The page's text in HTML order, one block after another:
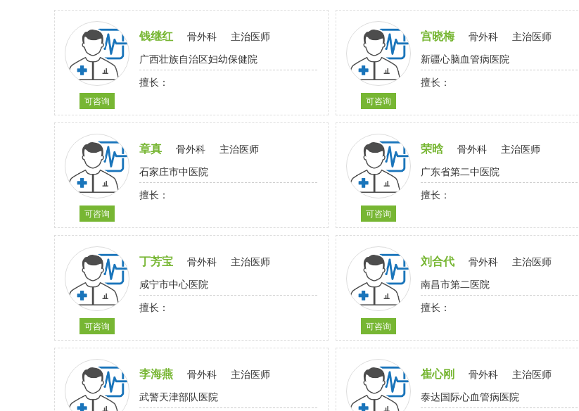
可咨询
钱继红 骨外科
主治医师
广西壮族自治区妇幼保健院
擅长：
可咨询
宫晓梅 骨外科
主治医师
新疆心脑血管病医院
擅长：
可咨询
章真 骨外科
主治医师
石家庄市中医院
擅长：
可咨询
荣晗 骨外科
主治医师
广东省第二中医院
擅长：
可咨询
丁芳宝 骨外科
主治医师
咸宁市中心医院
擅长：
可咨询
刘合代 骨外科
主治医师
南昌市第二医院
擅长：
李海燕 骨外科
主治医师
武警天津部队医院
崔心刚 骨外科
主治医师
泰达国际心血管病医院